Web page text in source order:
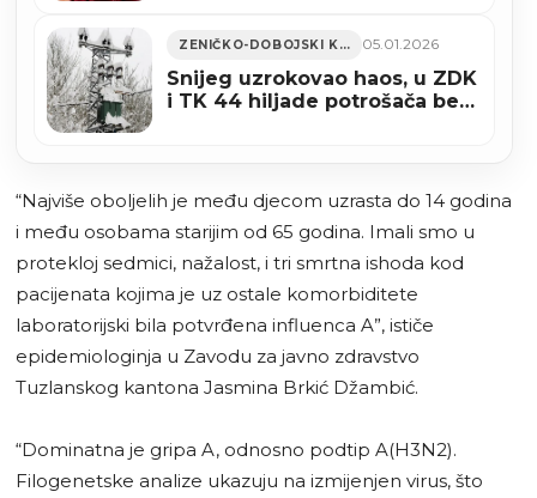
ZENIČKO-DOBOJSKI KANTON 05.01.2026
Snijeg uzrokovao haos, u ZDK
i TK 44 hiljade potrošača bez
“Najviše oboljelih je među djecom uzrasta do 14 godina
i među osobama starijim od 65 godina. Imali smo u
protekloj sedmici, nažalost, i tri smrtna ishoda kod
pacijenata kojima je uz ostale komorbiditete
laboratorijski bila potvrđena influenca A”, ističe
epidemiologinja u Zavodu za javno zdravstvo
Tuzlanskog kantona Jasmina Brkić Džambić.
“Dominatna je gripa A, odnosno podtip A(H3N2).
Filogenetske analize ukazuju na izmijenjen virus, što